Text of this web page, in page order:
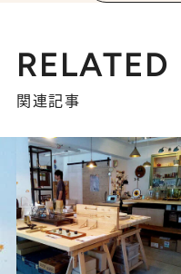
RELATED
関連記事